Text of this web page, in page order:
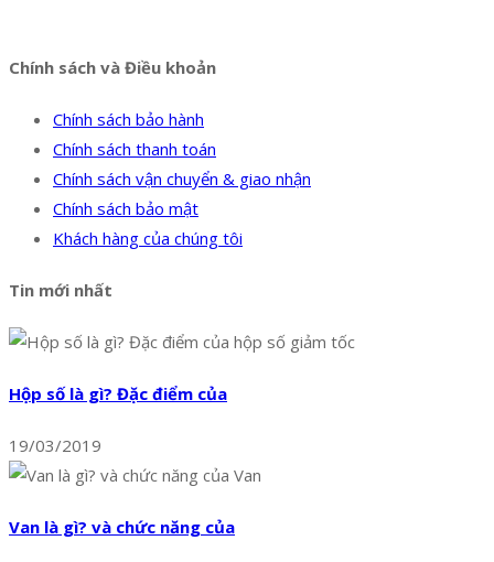
Chính sách và Điều khoản
Chính sách bảo hành
Chính sách thanh toán
Chính sách vận chuyển & giao nhận
Chính sách bảo mật
Khách hàng của chúng tôi
Tin mới nhất
Hộp số là gì? Đặc điểm của
19/03/2019
Van là gì? và chức năng của